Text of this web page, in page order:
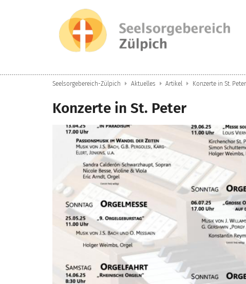
Seelsorgebereich-Zülpich Aktuelles Artikel Konzerte in St. Peter
Konzerte in St. Peter